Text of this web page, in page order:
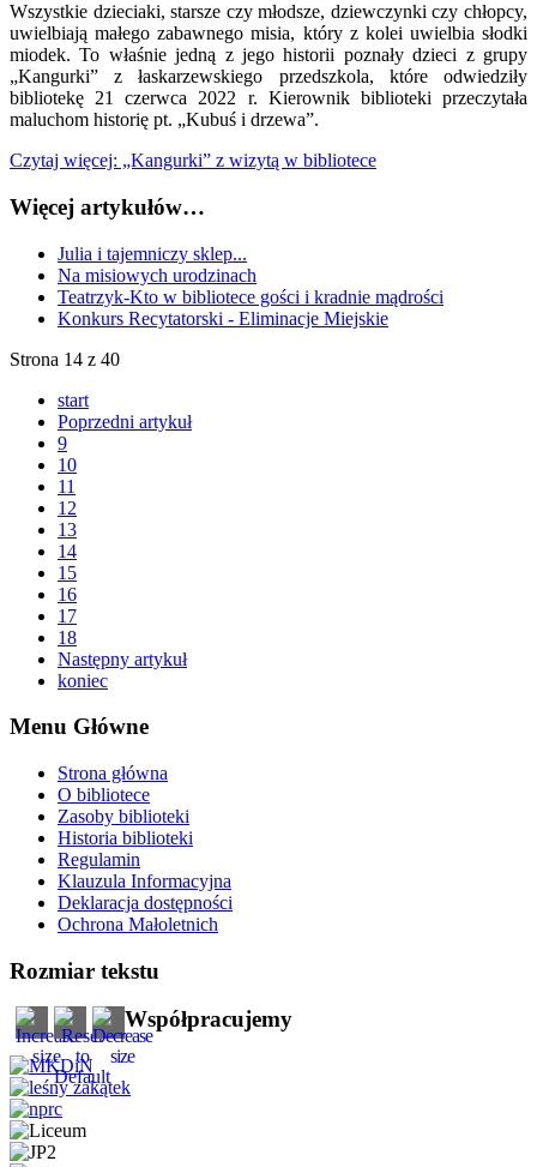
Wszystkie dzieciaki, starsze czy młodsze, dziewczynki czy chłopcy,
uwielbiają małego zabawnego misia, który z kolei uwielbia słodki
miodek. To właśnie jedną z jego historii poznały dzieci z grupy
„Kangurki” z łaskarzewskiego przedszkola, które odwiedziły
bibliotekę 21 czerwca 2022 r. Kierownik biblioteki przeczytała
maluchom historię pt. „Kubuś i drzewa”.
Czytaj więcej: „Kangurki” z wizytą w bibliotece
Więcej artykułów…
Julia i tajemniczy sklep...
Na misiowych urodzinach
Teatrzyk-Kto w bibliotece gości i kradnie mądrości
Konkurs Recytatorski - Eliminacje Miejskie
Strona 14 z 40
start
Poprzedni artykuł
9
10
11
12
13
14
15
16
17
18
Następny artykuł
koniec
Menu Główne
Strona główna
O bibliotece
Zasoby biblioteki
Historia biblioteki
Regulamin
Klauzula Informacyjna
Deklaracja dostępności
Ochrona Małoletnich
Rozmiar tekstu
Współpracujemy